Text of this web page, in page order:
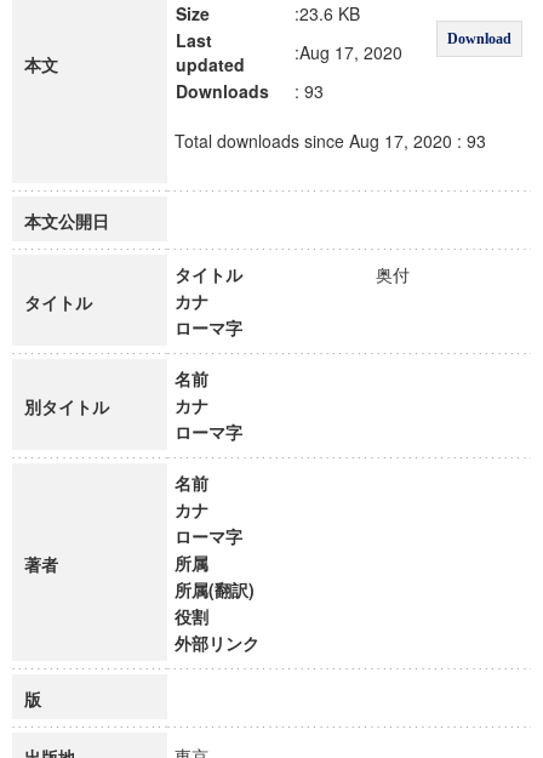
本文
Download
Size
:23.6 KB
Last
updated
:Aug 17, 2020
Downloads
: 93
Total downloads since Aug 17, 2020 : 93
本文公開日
タイトル
タイトル
奥付
カナ
ローマ字
別タイトル
名前
カナ
ローマ字
著者
名前
カナ
ローマ字
所属
所属(翻訳)
役割
外部リンク
版